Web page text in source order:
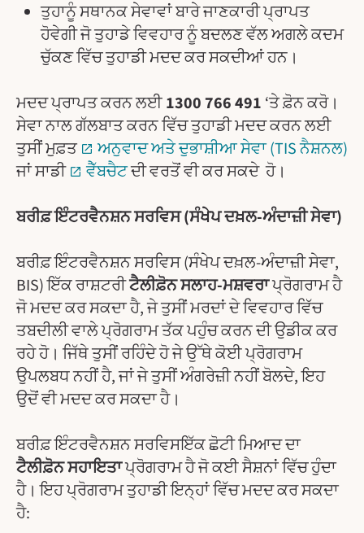
ਤੁਹਾਨੂੰ ਸਥਾਨਕ ਸੇਵਾਵਾਂ ਬਾਰੇ ਜਾਣਕਾਰੀ ਪ੍ਰਾਪਤ
ਹੋਵੇਗੀ ਜੋ ਤੁਹਾਡੇ ਵਿਵਹਾਰ ਨੂੰ ਬਦਲਣ ਵੱਲ ਅਗਲੇ ਕਦਮ
ਚੁੱਕਣ ਵਿੱਚ ਤੁਹਾਡੀ ਮਦਦ ਕਰ ਸਕਦੀਆਂ ਹਨ।
ਮਦਦ ਪ੍ਰਾਪਤ ਕਰਨ ਲਈ1300 766 491 ‘ਤੇ ਫ਼ੋਨ ਕਰੋ।
ਸੇਵਾ ਨਾਲ ਗੱਲਬਾਤ ਕਰਨ ਵਿੱਚ ਤੁਹਾਡੀ ਮਦਦ ਕਰਨ ਲਈ
ਤੁਸੀਂ ਮੁਫ਼ਤ
ਅਨੁਵਾਦ ਅਤੇ ਦੁਭਾਸ਼ੀਆ ਸੇਵਾ (TIS ਨੈਸ਼ਨਲ)
ਜਾਂ ਸਾਡੀ
ਵੈੱਬਚੈਟਦੀ ਵਰਤੋਂ ਵੀ ਕਰ ਸਕਦੇ ਹੋ।
ਬਰੀਫ਼ ਇੰਟਰਵੈਨਸ਼ਨ ਸਰਵਿਸ (ਸੰਖੇਪ ਦਖ਼ਲ-ਅੰਦਾਜ਼ੀ ਸੇਵਾ)
ਬਰੀਫ਼ ਇੰਟਰਵੈਨਸ਼ਨ ਸਰਵਿਸ (ਸੰਖੇਪ ਦਖ਼ਲ-ਅੰਦਾਜ਼ੀ ਸੇਵਾ,
BIS) ਇੱਕ ਰਾਸ਼ਟਰੀਟੈਲੀਫ਼ੋਨ ਸਲਾਹ-ਮਸ਼ਵਰਾਪ੍ਰੋਗਰਾਮ ਹੈ
ਜੋ ਮਦਦ ਕਰ ਸਕਦਾ ਹੈ, ਜੇ ਤੁਸੀਂ ਮਰਦਾਂ ਦੇ ਵਿਵਹਾਰ ਵਿੱਚ
ਤਬਦੀਲੀ ਵਾਲੇ ਪ੍ਰੋਗਰਾਮ ਤੱਕ ਪਹੁੰਚ ਕਰਨ ਦੀ ਉਡੀਕ ਕਰ
ਰਹੇ ਹੋ। ਜਿੱਥੇ ਤੁਸੀਂ ਰਹਿੰਦੇ ਹੋ ਜੇ ਉੱਥੇ ਕੋਈ ਪ੍ਰੋਗਰਾਮ
ਉਪਲਬਧ ਨਹੀਂ ਹੈ, ਜਾਂ ਜੇ ਤੁਸੀਂ ਅੰਗਰੇਜ਼ੀ ਨਹੀਂ ਬੋਲਦੇ, ਇਹ
ਉਦੋਂ ਵੀ ਮਦਦ ਕਰ ਸਕਦਾ ਹੈ।
ਬਰੀਫ਼ ਇੰਟਰਵੈਨਸ਼ਨ ਸਰਵਿਸਇੱਕ ਛੋਟੀ ਮਿਆਦ ਦਾ
ਟੈਲੀਫ਼ੋਨ ਸਹਾਇਤਾਪ੍ਰੋਗਰਾਮ ਹੈ ਜੋ ਕਈ ਸੈਸ਼ਨਾਂ ਵਿੱਚ ਹੁੰਦਾ
ਹੈ। ਇਹ ਪ੍ਰੋਗਰਾਮ ਤੁਹਾਡੀ ਇਨ੍ਹਾਂ ਵਿੱਚ ਮਦਦ ਕਰ ਸਕਦਾ
ਹੈ: